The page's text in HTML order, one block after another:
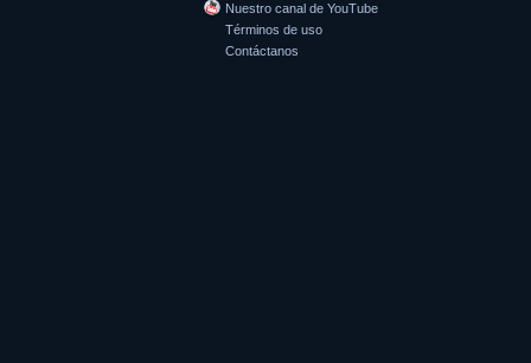
Nuestro canal de YouTube
Términos de uso
Contáctanos